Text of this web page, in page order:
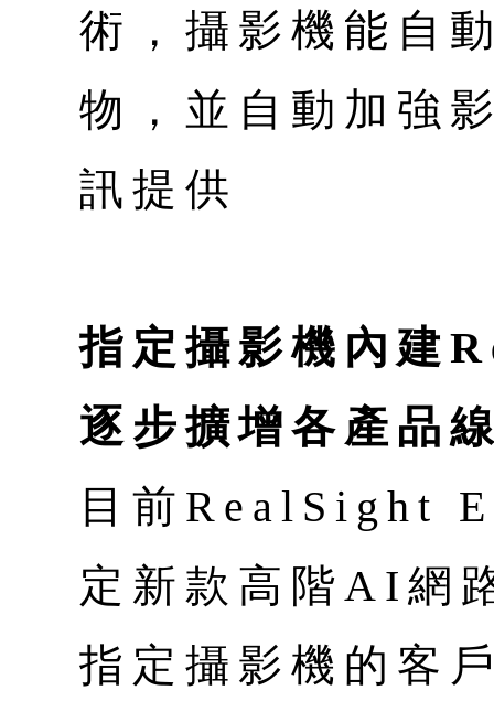
術，攝影機能自
物，並自動加強
訊提供
指定攝影機內
逐步擴增各產品
目前RealSight
定新款高階AI網
指定攝影機的客